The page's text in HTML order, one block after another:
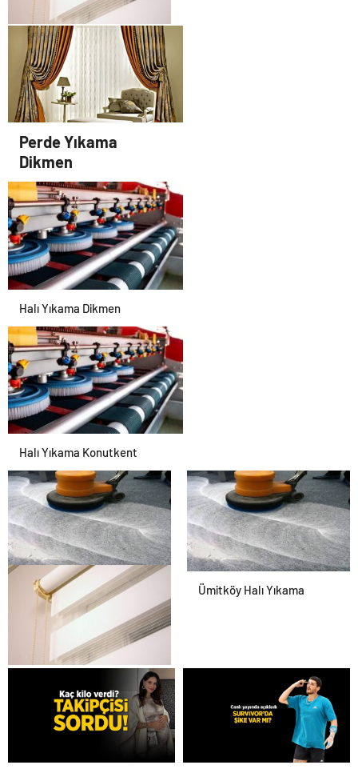
Antibakteriyel Perde
Yıkama
Perde Yıkama
Dikmen
Halı Yıkama Dikmen
Halı Yıkama Konutkent
Dikmen Halı Yıkama Ümitköy Halı Yıkama
Yıkama